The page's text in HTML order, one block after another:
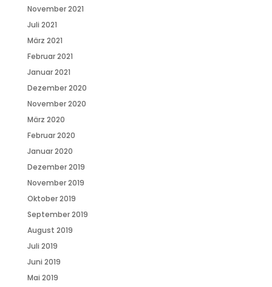
November 2021
Juli 2021
März 2021
Februar 2021
Januar 2021
Dezember 2020
November 2020
März 2020
Februar 2020
Januar 2020
Dezember 2019
November 2019
Oktober 2019
September 2019
August 2019
Juli 2019
Juni 2019
Mai 2019